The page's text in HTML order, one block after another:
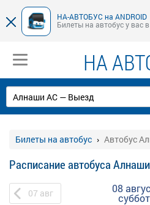
НА-АВТОБУС на ANDROID
Билеты на автобус у вас
НА
Билеты на автобус Автобус
Расписание автобуса
07 авг 08